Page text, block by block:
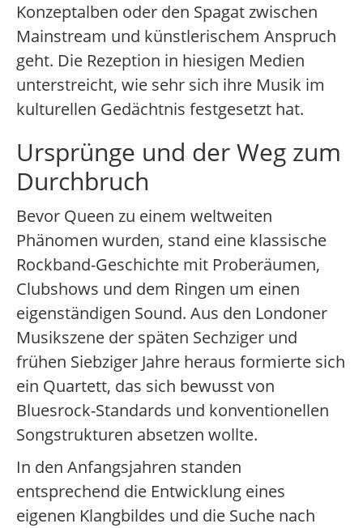
Konzeptalben oder den Spagat zwischen
Mainstream und künstlerischem Anspruch
geht. Die Rezeption in hiesigen Medien
unterstreicht, wie sehr sich ihre Musik im
kulturellen Gedächtnis festgesetzt hat.
Ursprünge und der Weg zum
Durchbruch
Bevor Queen zu einem weltweiten
Phänomen wurden, stand eine klassische
Rockband-Geschichte mit Proberäumen,
Clubshows und dem Ringen um einen
eigenständigen Sound. Aus den Londoner
Musikszene der späten Sechziger und
frühen Siebziger Jahre heraus formierte sich
ein Quartett, das sich bewusst von
Bluesrock-Standards und konventionellen
Songstrukturen absetzen wollte.
In den Anfangsjahren standen
entsprechend die Entwicklung eines
eigenen Klangbildes und die Suche nach